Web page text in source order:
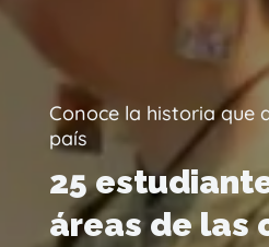
Conoce la historia que
país
25
áreas de las